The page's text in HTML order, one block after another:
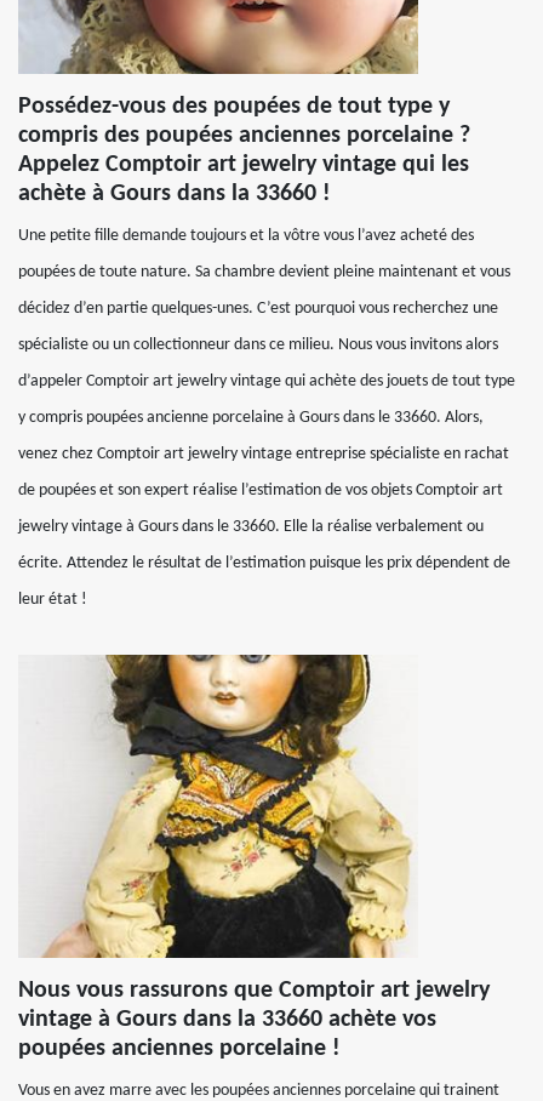
Possédez-vous des poupées de tout type y
compris des poupées anciennes porcelaine ?
Appelez Comptoir art jewelry vintage qui les
achète à Gours dans la 33660 !
Une petite fille demande toujours et la vôtre vous l’avez acheté des
poupées de toute nature. Sa chambre devient pleine maintenant et vous
décidez d’en partie quelques-unes. C’est pourquoi vous recherchez une
spécialiste ou un collectionneur dans ce milieu. Nous vous invitons alors
d’appeler Comptoir art jewelry vintage qui achète des jouets de tout type
y compris poupées ancienne porcelaine à Gours dans le 33660. Alors,
venez chez Comptoir art jewelry vintage entreprise spécialiste en rachat
de poupées et son expert réalise l’estimation de vos objets Comptoir art
jewelry vintage à Gours dans le 33660. Elle la réalise verbalement ou
écrite. Attendez le résultat de l’estimation puisque les prix dépendent de
leur état !
Nous vous rassurons que Comptoir art jewelry
vintage à Gours dans la 33660 achète vos
poupées anciennes porcelaine !
Vous en avez marre avec les poupées anciennes porcelaine qui trainent